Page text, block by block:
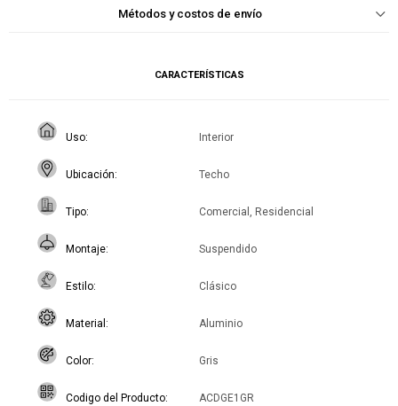
Métodos y costos de envío
CARACTERÍSTICAS
Uso Interior
Ubicación Techo
Tipo Comercial, Residencial
Montaje Suspendido
Estilo Clásico
Material Aluminio
Color Gris
Codigo del Producto ACDGE1GR